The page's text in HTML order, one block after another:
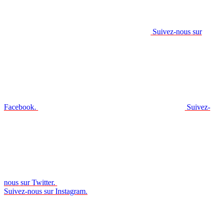
Suivez-nous sur
Facebook. Suivez-
nous sur Twitter.
Suivez-nous sur Instagram.